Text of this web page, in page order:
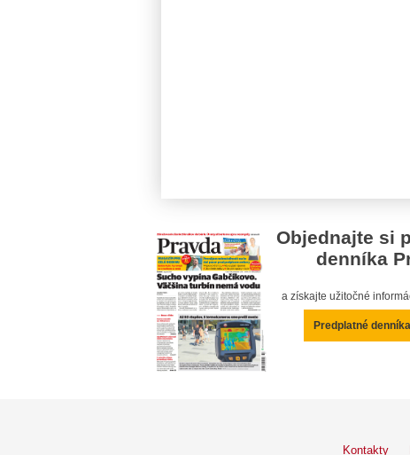
Objednajte si
denníka
a získajte užitočné
Predplatné
Kontakty